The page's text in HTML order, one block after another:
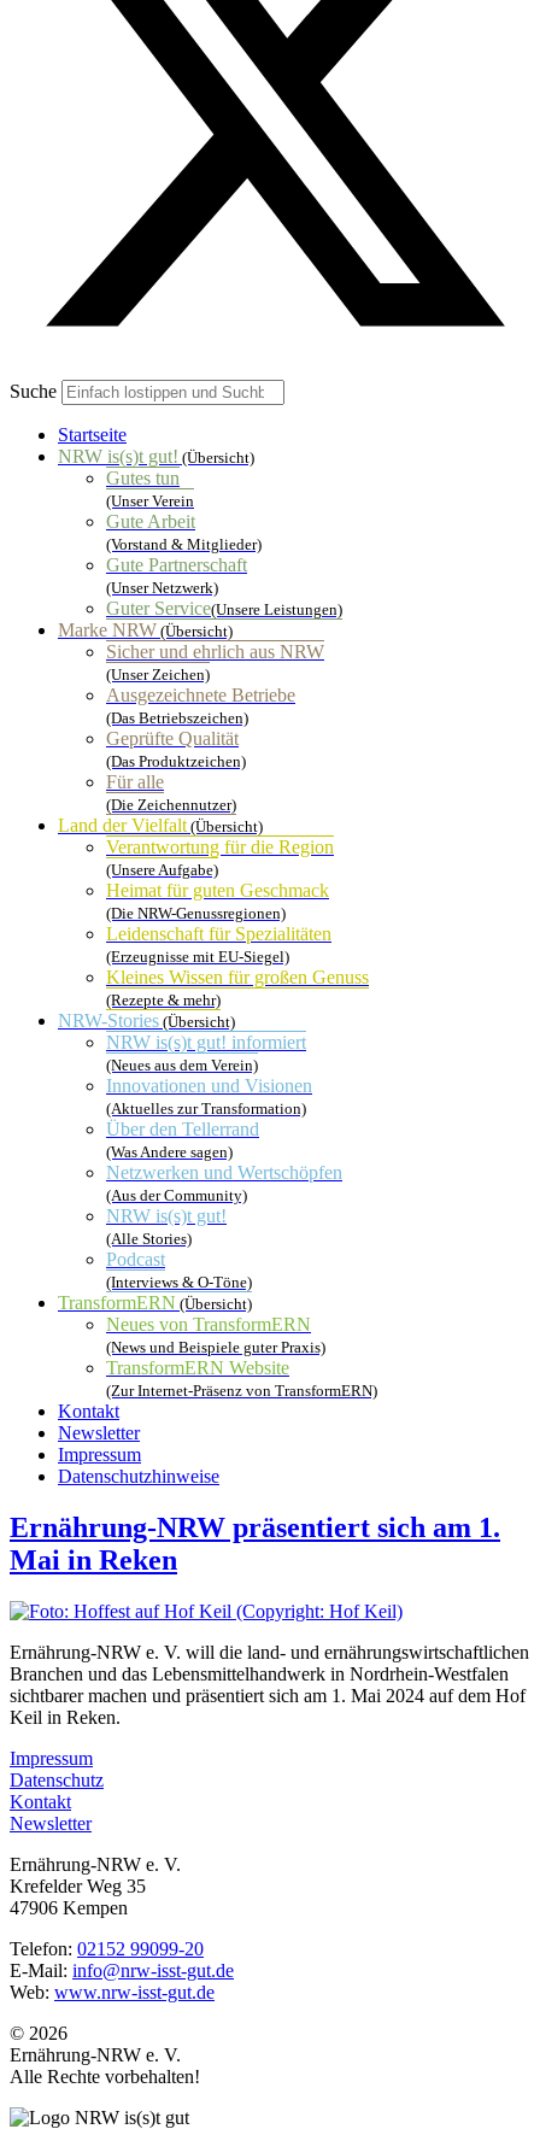
Suche
Startseite
NRW is(s)t gut! (Übersicht)
Gutes tun
(Unser Verein
Gute Arbeit
(Vorstand & Mitglieder)
Gute Partnerschaft
(Unser Netzwerk)
Guter Service(Unsere Leistungen)
Marke NRW (Übersicht)
Sicher und ehrlich aus NRW
(Unser Zeichen)
Ausgezeichnete Betriebe
(Das Betriebszeichen)
Geprüfte Qualität
(Das Produktzeichen)
Für alle
(Die Zeichennutzer)
Land der Vielfalt(Übersicht)
Verantwortung für die Region
(Unsere Aufgabe)
Heimat für guten Geschmack
(Die NRW-Genussregionen)
Leidenschaft für Spezialitäten
(Erzeugnisse mit EU-Siegel)
Kleines Wissen für großen Genuss
(Rezepte & mehr)
NRW-Stories (Übersicht)
NRW is(s)t gut! informiert
(Neues aus dem Verein)
Innovationen und Visionen
(Aktuelles zur Transformation)
Über den Tellerrand
(Was Andere sagen)
Netzwerken und Wertschöpfen
(Aus der Community)
NRW is(s)t gut!
(Alle Stories)
Podcast
(Interviews & O-Töne)
TransformERN (Übersicht)
Neues von TransformERN
(News und Beispiele guter Praxis)
TransformERN Website
(Zur Internet-Präsenz von TransformERN)
Kontakt
Newsletter
Impressum
Datenschutzhinweise
Ernährung-NRW präsentiert sich am 1.
Mai in Reken
Ernährung-NRW e. V. will die land- und ernährungswirtschaftlichen
Branchen und das Lebensmittelhandwerk in Nordrhein-Westfalen
sichtbarer machen und präsentiert sich am 1. Mai 2024 auf dem Hof
Keil in Reken.
Impressum
Datenschutz
Kontakt
Newsletter
Ernährung-NRW e. V.
Krefelder Weg 35
47906 Kempen
Telefon: 02152 99099-20
E-Mail: info@nrw-isst-gut.de
Web: www.nrw-isst-gut.de
© 2026
Ernährung-NRW e. V.
Alle Rechte vorbehalten!